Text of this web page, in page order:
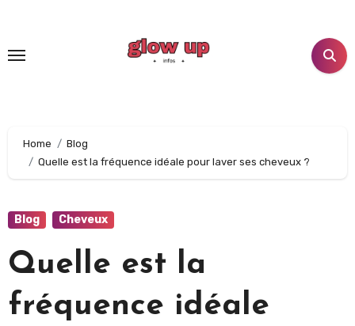
Home
Blog
Quelle est la fréquence idéale pour laver ses cheveux ?
Blog Cheveux
Quelle est la
fréquence idéale